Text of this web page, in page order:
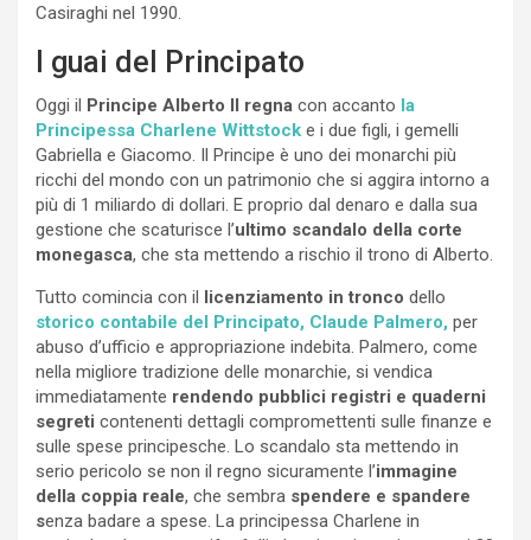
Casiraghi nel 1990.
I guai del Principato
Oggi il Principe Alberto II regna con accanto la
Principessa Charlene Wittstock e i due figli, i gemelli
Gabriella e Giacomo. Il Principe è uno dei monarchi più
ricchi del mondo con un patrimonio che si aggira intorno a
più di 1 miliardo di dollari. E proprio dal denaro e dalla sua
gestione che scaturisce l’ultimo scandalo della corte
monegasca, che sta mettendo a rischio il trono di Alberto.
Tutto comincia con il licenziamento in tronco dello
storico contabile del Principato, Claude Palmero, per
abuso d’ufficio e appropriazione indebita. Palmero, come
nella migliore tradizione delle monarchie, si vendica
immediatamente rendendo pubblici registri e quaderni
segreti contenenti dettagli compromettenti sulle finanze e
sulle spese principesche. Lo scandalo sta mettendo in
serio pericolo se non il regno sicuramente l’immagine
della coppia reale, che sembra spendere e spandere
senza badare a spese. La principessa Charlene in